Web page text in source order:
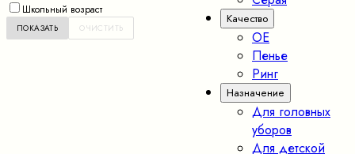
Школьный возраст
Качество
OE
Пенье
Ринг
Назначение
Для головных
уборов
Для детской